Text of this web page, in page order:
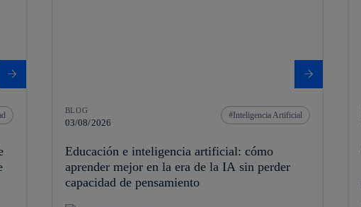
BLOG
03/08/2026
Inteligencia Artificial
Educación e inteligencia artificial: cómo
aprender mejor en la era de la IA sin perder
capacidad de pensamiento